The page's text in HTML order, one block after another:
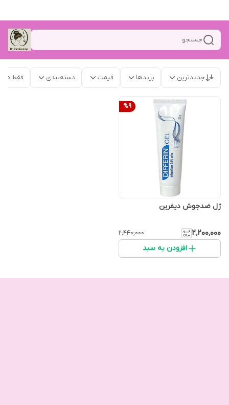
جستجو
جدیدترین برندها قیمت دسته‌بندی فقط
%9
ژل ضدجوش دیفرین
۲٬۲۰۰٬۰۰۰ ۲٬۴۴۰٬۰۰۰
افزودن به سبد